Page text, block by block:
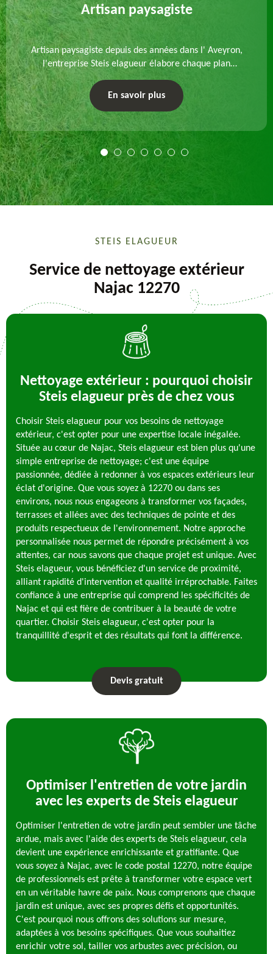
Artisan paysagiste
Artisan paysagiste depuis des années dans l' Aveyron,
l'entreprise Steis elagueur élabore chaque plan
d'aménagement paysager et exécute les travaux
afférents. Devis gratuit et sur mesure.
En savoir plus
STEIS ELAGUEUR
Service de nettoyage extérieur
Najac 12270
Nettoyage extérieur : pourquoi choisir
Steis elagueur près de chez vous
Choisir Steis elagueur pour vos besoins de nettoyage
extérieur, c'est opter pour une expertise locale inégalée.
Située au cœur de Najac, Steis elagueur est bien plus qu'une
simple entreprise de nettoyage; c'est une équipe
passionnée, dédiée à redonner à vos espaces extérieurs leur
éclat d'origine. Que vous soyez à 12270 ou dans ses
environs, nous nous engageons à transformer vos façades,
terrasses et allées avec des techniques de pointe et des
produits respectueux de l'environnement. Notre approche
personnalisée nous permet de répondre précisément à vos
attentes, car nous savons que chaque projet est unique. Avec
Steis elagueur, vous bénéficiez d'un service de proximité,
alliant rapidité d'intervention et qualité irréprochable. Faites
confiance à une entreprise qui comprend les spécificités de
Najac et qui est fière de contribuer à la beauté de votre
quartier. Choisir Steis elagueur, c'est opter pour la
tranquillité d'esprit et des résultats qui font la différence.
Devis gratuit
Optimiser l'entretien de votre jardin
avec les experts de Steis elagueur
Optimiser l'entretien de votre jardin peut sembler une tâche
ardue, mais avec l'aide des experts de Steis elagueur, cela
devient une expérience enrichissante et gratifiante. Que
vous soyez à Najac, avec le code postal 12270, notre équipe
de professionnels est prête à transformer votre espace vert
en un véritable havre de paix. Nous comprenons que chaque
jardin est unique, avec ses propres défis et opportunités.
C'est pourquoi nous offrons des solutions sur mesure,
adaptées à vos besoins spécifiques. Que vous souhaitiez
enrichir votre sol, tailler vos arbustes avec précision, ou